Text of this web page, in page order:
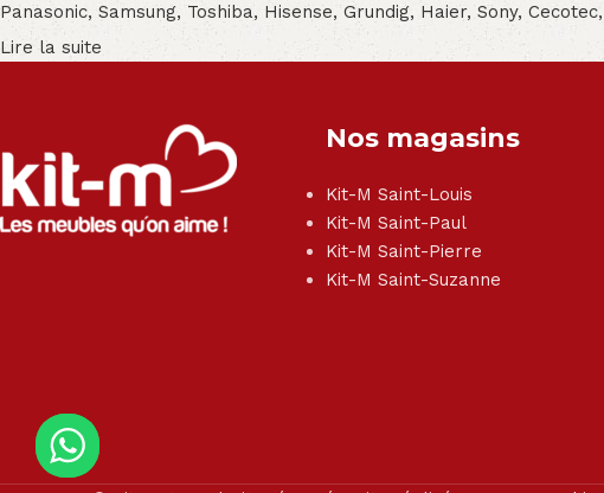
Panasonic, Samsung, Toshiba, Hisense, Grundig, Haier, Sony,
Lire la suite
Nos magasins
Kit-M Saint-Louis
Kit-M Saint-Paul
Kit-M Saint-Pierre
Kit-M Saint-Suzanne